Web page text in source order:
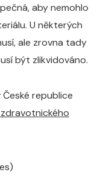
aby nemohlo
U některých
ale zrovna tady
být zlikvidováno.
republice